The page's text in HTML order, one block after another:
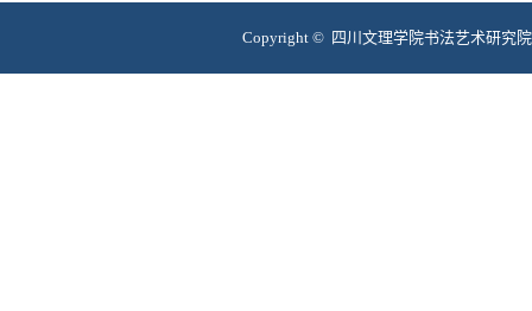
Copyright © 四川文理学院书法艺术研究